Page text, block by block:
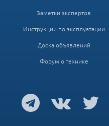
Заметки экспертов
Инструкции по эксплуатации
Доска объявлений
Форум о технике